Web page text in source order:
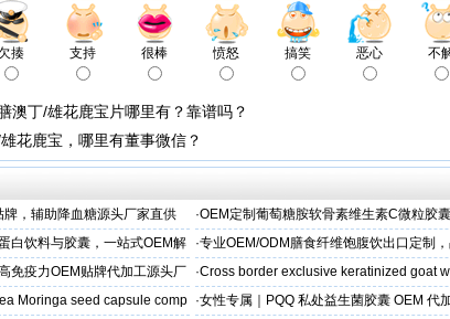
欠揍 支持 很棒 愤怒 搞笑 恶心 不
澳丁/雄花鹿宝片哪里有？靠谱吗？
花鹿宝，哪里有董事微信？
，辅助降血糖源头厂家直供 ·OEM定制葡萄糖胺软骨素维生素C微粒胶
白饮料与胶囊，一站式OEM解
市场
·专业OEM/ODM膳食纤维饱腹饮出口定制
保障
免疫力OEM贴牌代加工源头厂
·Cross border exclusive keratinized goat
Moringa seed capsule comp ·女性专属｜PQQ 私处益生菌胶囊 OEM 代